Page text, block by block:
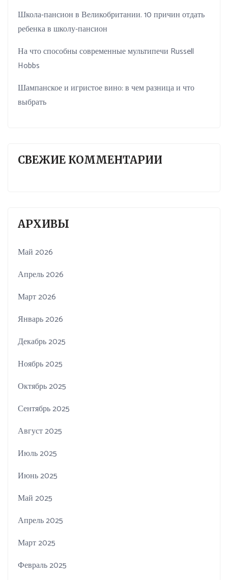
Школа-пансион в Великобритании. 10 причин отдать
ребенка в школу-пансион
На что способны современные мультипечи Russell
Hobbs
Шампанское и игристое вино: в чем разница и что
выбрать
СВЕЖИЕ КОММЕНТАРИИ
АРХИВЫ
Май 2026
Апрель 2026
Март 2026
Январь 2026
Декабрь 2025
Ноябрь 2025
Октябрь 2025
Сентябрь 2025
Август 2025
Июль 2025
Июнь 2025
Май 2025
Апрель 2025
Март 2025
Февраль 2025